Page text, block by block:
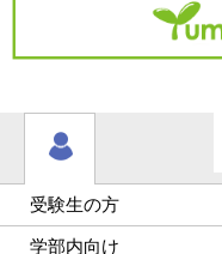
受験生の方
学部内向け